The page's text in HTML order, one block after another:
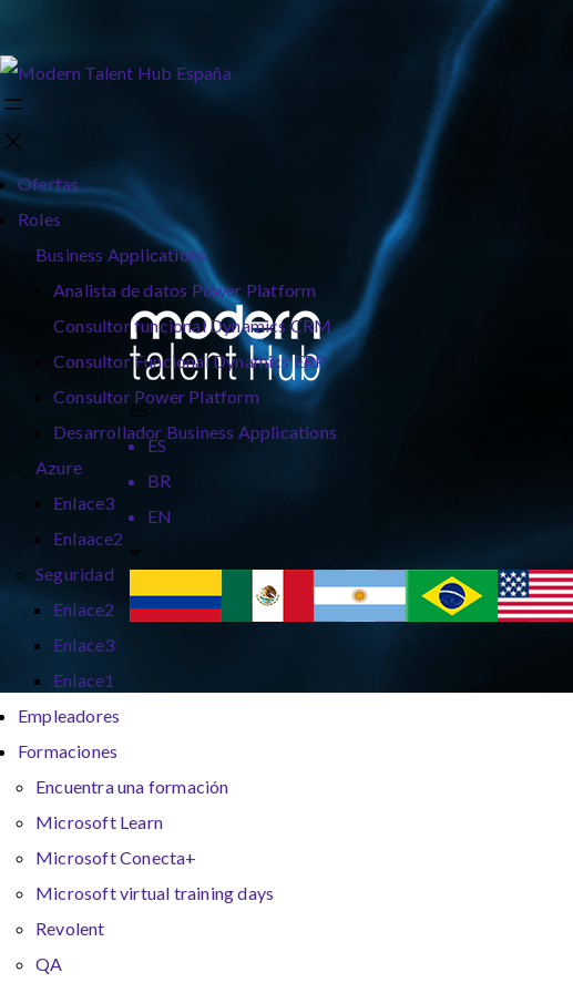
Ofertas
Roles
Business Applications
Analista de datos Power Platform
Consultor funcional Dynamics CRM
Consultor Funcional Dynamics ERP
Consultor Power Platform
Desarrollador Business Applications
Azure
Enlace3
Enlaace2
Seguridad
Enlace2
Enlace3
Enlace1
Empleadores
Formaciones
Encuentra una formación
Microsoft Learn
Microsoft Conecta+
Microsoft virtual training days
Revolent
QA
ES
ES
BR
EN